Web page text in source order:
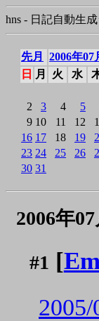
hns - 日記自動生
先月 2006年07
日
月 火 水
2
3 4 5
9 10 11 12
16 17 18 19
23 24 25 26
30 31
2006年
#1 [